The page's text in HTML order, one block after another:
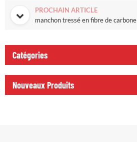
PROCHAIN ARTICLE
manchon tressé en fibre de carbone
Catégories
Nouveaux Produits